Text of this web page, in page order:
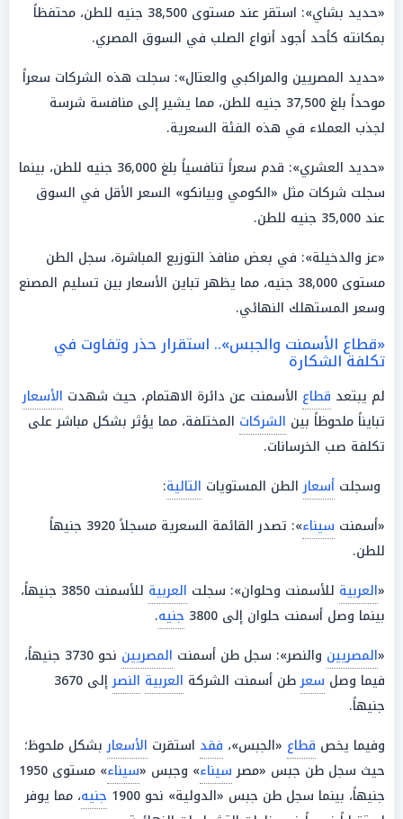
«حديد بشاي»: استقر عند مستوى 38,500 جنيه للطن، محتفظاً
بمكانته كأحد أجود أنواع الصلب في السوق المصري.
«حديد المصريين والمراكبي والعتال»: سجلت هذه الشركات سعراً
موحداً بلغ 37,500 جنيه للطن، مما يشير إلى منافسة شرسة
لجذب العملاء في هذه الفئة السعرية.
«حديد العشري»: قدم سعراً تنافسياً بلغ 36,000 جنيه للطن، بينما
سجلت شركات مثل «الكومي وبيانكو» السعر الأقل في السوق
عند 35,000 جنيه للطن.
«عز والدخيلة»: في بعض منافذ التوزيع المباشرة، سجل الطن
مستوى 38,000 جنيه، مما يظهر تباين الأسعار بين تسليم المصنع
وسعر المستهلك النهائي.
«قطاع الأسمنت والجبس».. استقرار حذر وتفاوت في
تكلفة الشكارة
لم يبتعد قطاع الأسمنت عن دائرة الاهتمام، حيث شهدت الأسعار
تبايناً ملحوظاً بين الشركات المختلفة، مما يؤثر بشكل مباشر على
تكلفة صب الخرسانات.
وسجلت أسعارالطن المستويات التالية:
«أسمنت سيناء
»: تصدر القائمة السعرية مسجلاً 3920 جنيهاً
للطن.
«العربية للأسمنت وحلوان»: سجلت العربية
للأسمنت 3850 جنيهاً،
بينما وصل أسمنت حلوان إلى 3800
جنيه.
«المصريين والنصر»: سجل طن أسمنت المصريين
نحو 3730 جنيهاً،
فيما وصل سعرطن أسمنت الشركة العربية النصر
إلى 3670
جنيهاً.
وفيما يخص قطاع «الجبس»، فقد استقرت الأسعاربشكل ملحوظ؛
حيث سجل طن جبس «مصرسيناء» وجبس «سيناء
» مستوى 1950
جنيهاً، بينما سجل طن جبس «الدولية» نحو 1900
جنيه، مما يوفر